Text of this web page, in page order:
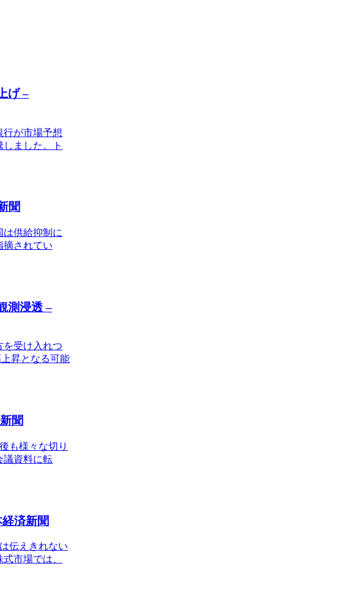
げ –
行が市場予想
ました。ト
聞
供給抑制に
摘されてい
測浸透 –
を受け入れつ
昇となる可能
聞
も様々な切り
議資料に転
済新聞
伝えきれない
市場では、